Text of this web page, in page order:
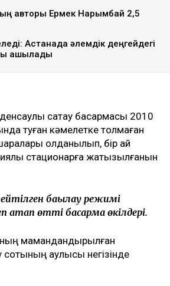
авторы Ермек Нарымбай 2,5
Астанада әлемдік деңгейдегі
ашылады
сақтау басқармасы 2010
туған кәмелетке толмаған
шаралары қолданылып, бір ай
стационарға жатқызылғанын
бақылау режимі
атап өтті басқарма өкілдері.
мамандандырылған
сотының қаулысы негізінде